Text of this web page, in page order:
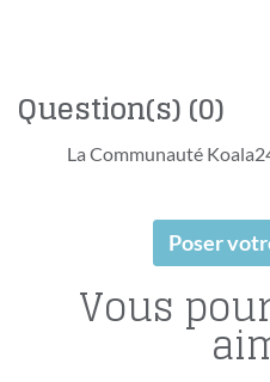
Question(s)(0)
La Communauté
Poser
Vous